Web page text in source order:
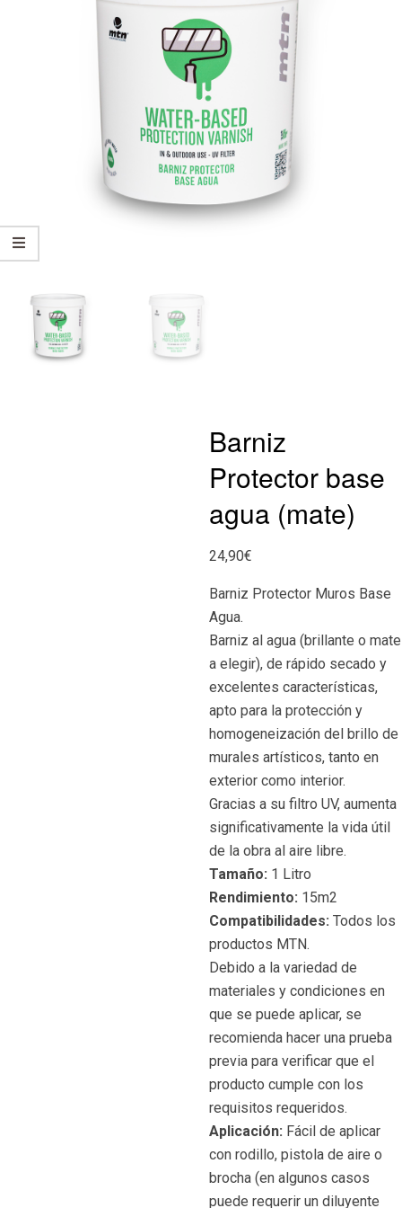
Barniz
Protector base
agua (mate)
24,90€
Barniz Protector Muros Base
Agua.
Barniz al agua (brillante o mate
a elegir), de rápido secado y
excelentes características,
apto para la protección y
homogeneización del brillo de
murales artísticos, tanto en
exterior como interior.
Gracias a su filtro UV, aumenta
significativamente la vida útil
de la obra al aire libre.
Tamaño: 1 Litro
Rendimiento: 15m2
Compatibilidades: Todos los
productos MTN.
Debido a la variedad de
materiales y condiciones en
que se puede aplicar, se
recomienda hacer una prueba
previa para verificar que el
producto cumple con los
requisitos requeridos.
Aplicación: Fácil de aplicar
con rodillo, pistola de aire o
brocha (en algunos casos
puede requerir un diluyente